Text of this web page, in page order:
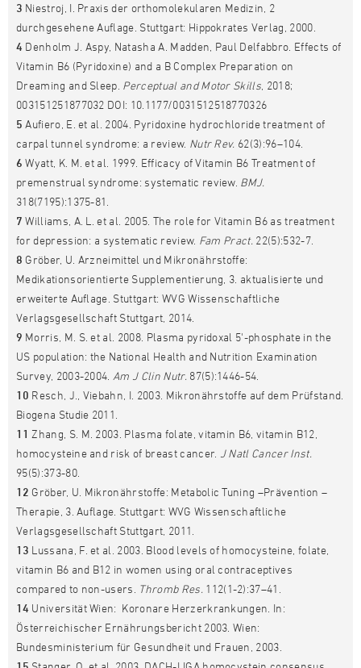
3 Niestroj, I. Praxis der orthomolekularen Medizin, 2
durchgesehene Auflage. Stuttgart: Hippokrates Verlag, 2000.
4 Denholm J. Aspy, Natasha A. Madden, Paul Delfabbro. Effects of
Vitamin B6 (Pyridoxine) and a B Complex Preparation on
Dreaming and Sleep. Perceptual and Motor Skills , 2018;
003151251877032 DOI: 10.1177/0031512518770326
5 Aufiero, E. et al. 2004. Pyridoxine hydrochloride treatment of
carpal tunnel syndrome: a review. Nutr Rev. 62(3):96–104.
6 Wyatt, K. M. et al. 1999. Efficacy of Vitamin B6 Treatment of
premenstrual syndrome: systematic review. BMJ.
318(7195):1375-81.
7 Williams, A. L. et al. 2005. The role for Vitamin B6 as treatment
for depression: a systematic review. Fam Pract. 22(5):532-7.
8 Gröber, U. Arzneimittel und Mikronährstoffe:
Medikationsorientierte Supplementierung, 3. aktualisierte und
erweiterte Auflage. Stuttgart: WVG Wissenschaftliche
Verlagsgesellschaft Stuttgart, 2014.
9 Morris, M. S. et al. 2008. Plasma pyridoxal 5'-phosphate in the
US population: the National Health and Nutrition Examination
Survey, 2003-2004. Am J Clin Nutr. 87(5):1446-54.
10 Resch, J., Viebahn, I. 2003. Mikronährstoffe auf dem Prüfstand.
Biogena Studie 2011.
11 Zhang, S. M. 2003. Plasma folate, vitamin B6, vitamin B12,
homocysteine and risk of breast cancer.
J Natl Cancer Inst.
95(5):373-80.
12 Gröber, U. Mikronährstoffe: Metabolic Tuning –Prävention –
Therapie, 3. Auflage. Stuttgart: WVG Wissenschaftliche
Verlagsgesellschaft Stuttgart, 2011.
13 Lussana, F. et al. 2003. Blood levels of homocysteine, folate,
vitamin B6 and B12 in women using oral contraceptives
compared to non-users. Thromb Res. 112(1-2):37–41.
14 Universität Wien: Koronare Herzerkrankungen. In:
Österreichischer Ernährungsbericht 2003. Wien:
Bundesministerium für Gesundheit und Frauen, 2003.